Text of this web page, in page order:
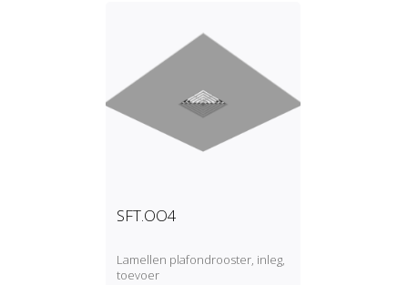
SFT.OO4
Lamellen plafondrooster, inleg,
toevoer